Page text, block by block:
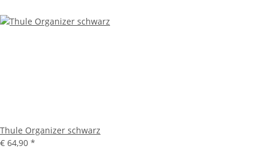
Thule Organizer schwarz
€ 64,90 *